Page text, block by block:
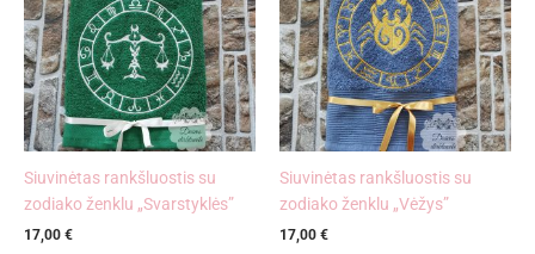
Siuvinėtas rankšluostis su
zodiako ženklu „Svarstyklės”
17,00 €
Siuvinėtas rankšluostis su
zodiako ženklu „Vėžys”
17,00 €